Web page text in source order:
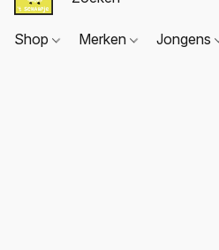
Shop Merken Jongens